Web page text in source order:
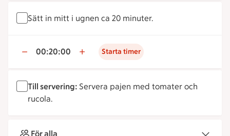
Sätt in mitt i ugnen ca 20 minuter.
00:20:00 Starta timer
Till servering: Servera pajen med tomater och
rucola.
För alla